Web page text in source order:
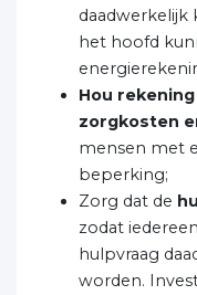
daadwerkelijk
het hoofd
Hou
zorgkosten
mensen met
beperking;
Zorg dat de
zodat
hulpvraag
worden.